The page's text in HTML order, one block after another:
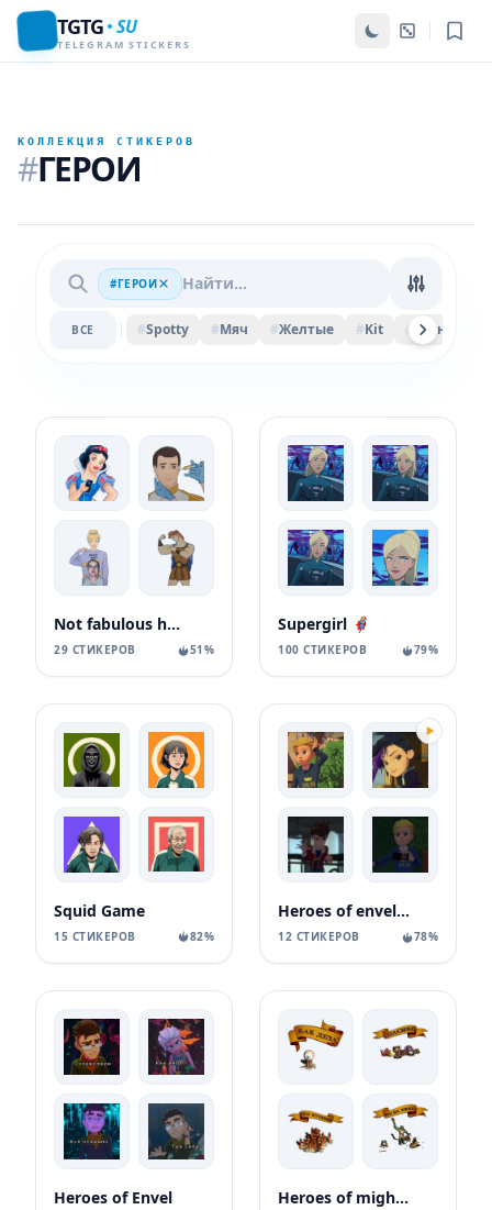
TGTG SU
TELEGRAM STICKERS
КОЛЛЕКЦИЯ СТИКЕРОВ
#ГЕРОИ
#ГЕРОИ
ВСЕ #Spotty #Мяч #Желтые #Kit # Весна
Not fabulous heroes
29 СТИКЕРОВ 51%
Supergirl 🦸🏼‍♀
100 СТИКЕРОВ 79%
Squid Game
15 СТИКЕРОВ 82%
Heroes of envell 2
12 СТИКЕРОВ 78%
Heroes of Envel Heroes of might and magic